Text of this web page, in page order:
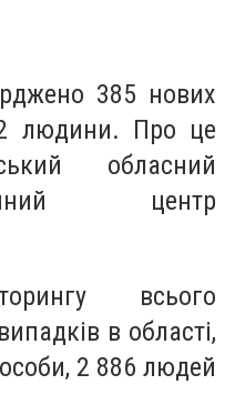
385 нових
людини. Про це
обласний
центр
всього
в області,
2 886 людей